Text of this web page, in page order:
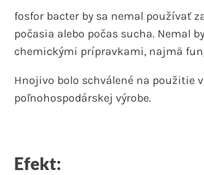
fosfor bacter by sa nemal používať
počasia alebo počas sucha. Nemal
chemickými prípravkami, najmä
Hnojivo bolo schválené na použitie
poľnohospodárskej výrobe.
Efekt: